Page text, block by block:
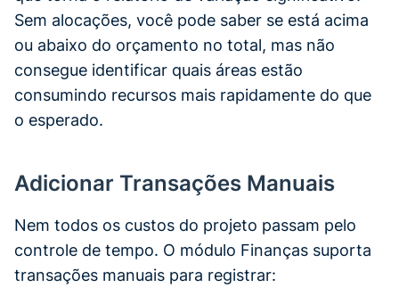
Sem alocações, você pode saber se está acima
ou abaixo do orçamento no total, mas não
consegue identificar quais áreas estão
consumindo recursos mais rapidamente do que
o esperado.
Adicionar Transações Manuais
Nem todos os custos do projeto passam pelo
controle de tempo. O módulo Finanças suporta
transações manuais para registrar: